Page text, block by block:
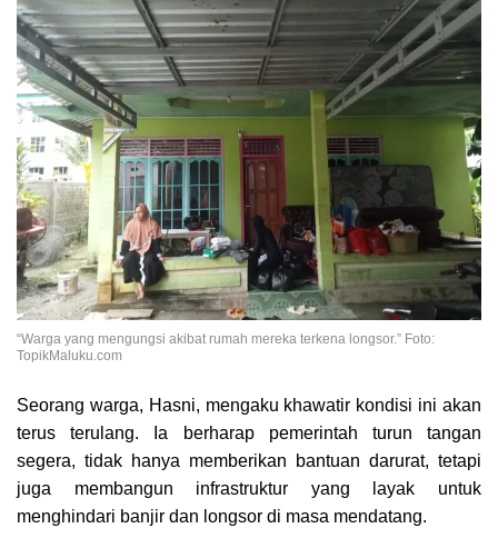
“Warga yang mengungsi akibat rumah mereka terkena longsor.” Foto:
TopikMaluku.com
Seorang warga, Hasni, mengaku khawatir kondisi ini akan
terus terulang. Ia berharap pemerintah turun tangan
segera, tidak hanya memberikan bantuan darurat, tetapi
juga membangun infrastruktur yang layak untuk
menghindari banjir dan longsor di masa mendatang.